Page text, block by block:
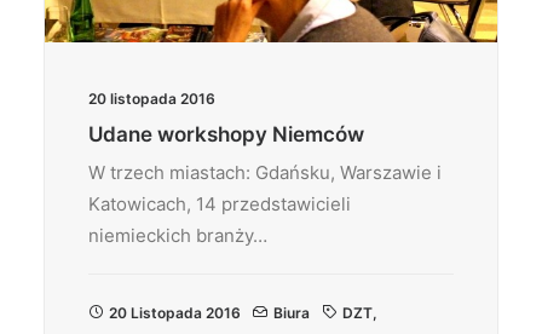
20 listopada 2016
Udane workshopy Niemców
W trzech miastach: Gdańsku, Warszawie i
Katowicach, 14 przedstawicieli
niemieckich branży…
20 Listopada 2016 Biura DZT,